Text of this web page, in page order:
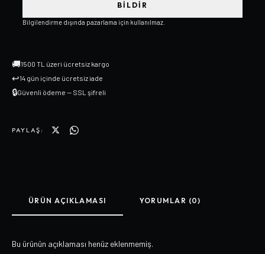
BILDIR
Bilgilendirme dışında pazarlama için kullanılmaz.
🚚1500 TL üzeri ücretsiz kargo
↩14 gün içinde ücretsiz iade
🔒Güvenli ödeme — SSL şifreli
PAYLAŞ:
ÜRÜN AÇIKLAMASI YORUMLAR (0)
Bu ürünün açıklaması henüz eklenmemiş.